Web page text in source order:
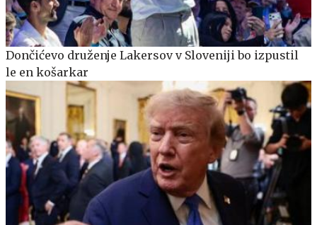
Dončićevo druženje Lakersov v Sloveniji bo izpustil
le en košarkar